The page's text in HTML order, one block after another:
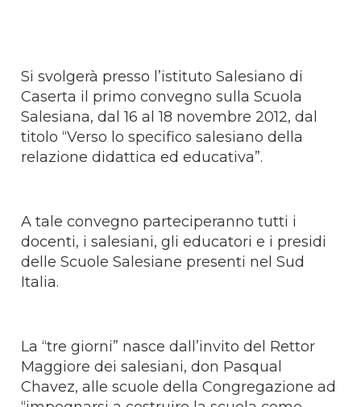
Si svolgerà presso l’istituto Salesiano di
Caserta il primo convegno sulla Scuola
Salesiana, dal 16 al 18 novembre 2012, dal
titolo “Verso lo specifico salesiano della
relazione didattica ed educativa”.
A tale convegno parteciperanno tutti i
docenti, i salesiani, gli educatori e i presidi
delle Scuole Salesiane presenti nel Sud
Italia.
La “tre giorni” nasce dall’invito del Rettor
Maggiore dei salesiani, don Pasqual
Chavez, alle scuole della Congregazione ad